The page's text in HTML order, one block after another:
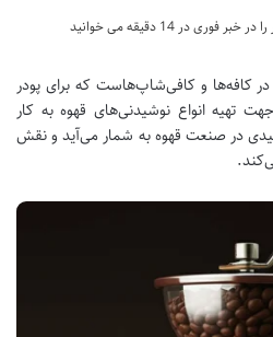
خبر فوری در 14 دقیقه می خوانید
کافه‌ها و کافی‌شاپ‌هاست که برای پودر
تهیه انواع نوشیدنی‌های قهوه به کار
در صنعت قهوه به شمار می‌آید و نقش